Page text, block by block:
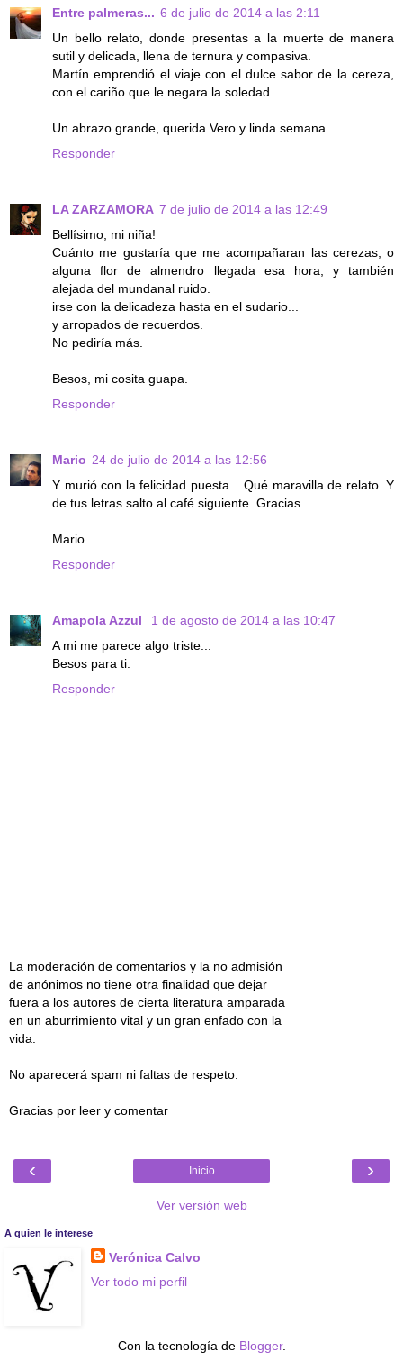
Entre palmeras... 6 de julio de 2014 a las 2:11
Un bello relato, donde presentas a la muerte de manera
sutil y delicada, llena de ternura y compasiva.
Martín emprendió el viaje con el dulce sabor de la cereza,
con el cariño que le negara la soledad.
Un abrazo grande, querida Vero y linda semana
Responder
LA ZARZAMORA 7 de julio de 2014 a las 12:49
Bellísimo, mi niña!
Cuánto me gustaría que me acompañaran las cerezas, o
alguna flor de almendro llegada esa hora, y también
alejada del mundanal ruido.
irse con la delicadeza hasta en el sudario...
y arropados de recuerdos.
No pediría más.
Besos, mi cosita guapa.
Responder
Mario 24 de julio de 2014 a las 12:56
Y murió con la felicidad puesta... Qué maravilla de relato. Y
de tus letras salto al café siguiente. Gracias.
Mario
Responder
Amapola Azzul
1 de agosto de 2014 a las 10:47
A mi me parece algo triste...
Besos para ti.
Responder
La moderación de comentarios y la no admisión
de anónimos no tiene otra finalidad que dejar
fuera a los autores de cierta literatura amparada
en un aburrimiento vital y un gran enfado con la
vida.
No aparecerá spam ni faltas de respeto.
Gracias por leer y comentar
‹ ›
Inicio
Ver versión web
A quien le interese
Verónica Calvo
Ver todo mi perfil
Con la tecnología de Blogger.